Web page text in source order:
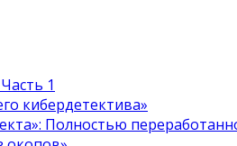
1
кибердетектива»
Полностью